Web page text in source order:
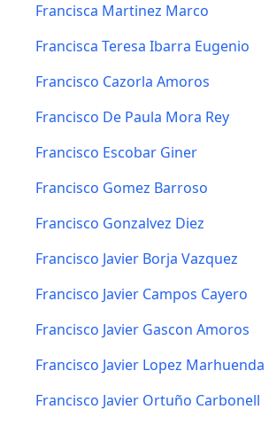
Francisca Martinez Marco
Francisca Teresa Ibarra Eugenio
Francisco Cazorla Amoros
Francisco De Paula Mora Rey
Francisco Escobar Giner
Francisco Gomez Barroso
Francisco Gonzalvez Diez
Francisco Javier Borja Vazquez
Francisco Javier Campos Cayero
Francisco Javier Gascon Amoros
Francisco Javier Lopez Marhuenda
Francisco Javier Ortuño Carbonell